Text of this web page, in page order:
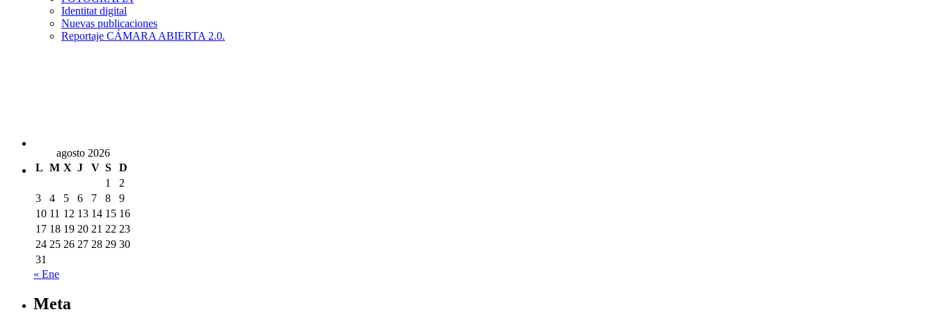
Identitat digital
Nuevas publicaciones
Reportaje CÁMARA ABIERTA 2.0.
agosto 2026
L M X J V S
D
1
2
3
4 5 6 7 8
9
10 11 12 13 14 15 16
17 18 19 20 21 22 23
24 25 26 27 28 29 30
31
« Ene
Meta